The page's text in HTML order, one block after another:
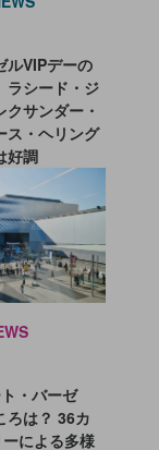
ルVIPデーの
ラシード・ジ
クサンダー・
ス・ヘリング
好調
・バーゼ
ろは？ 36カ
による多様